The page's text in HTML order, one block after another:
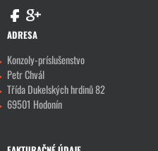
ADRESA
Konzoly-príslušenstvo
Petr Chvál
Třída Dukelských hrdinů 82
69501 Hodonín